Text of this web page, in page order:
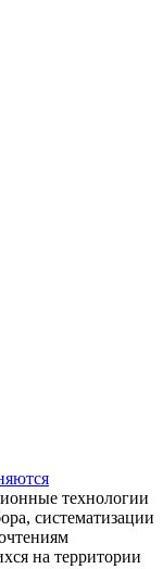
технологии
систематизации
на территории